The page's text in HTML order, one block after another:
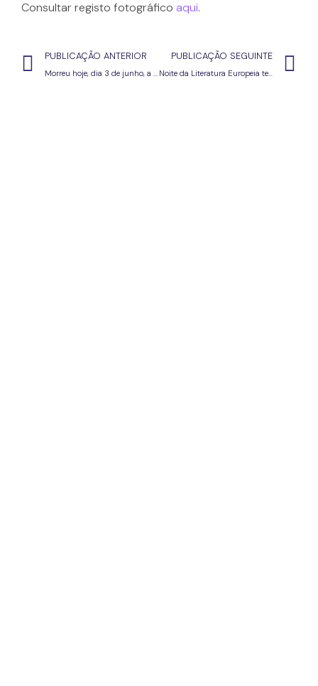
Consultar registo fotográfico aqui.
PUBLICAÇÃO ANTERIOR
Morreu hoje, dia 3 de junho, a escritora Agustina Bessa-Luís
PUBLICAÇÃO SEGUINTE
Noite da Literatura Europeia terá leituras de autores de 14 países